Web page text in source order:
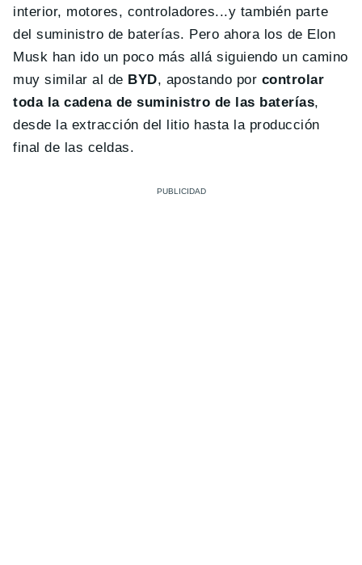
interior, motores, controladores...y también parte
del suministro de baterías. Pero ahora los de Elon
Musk han ido un poco más allá siguiendo un camino
muy similar al de BYD, apostando por controlar
toda la cadena de suministro de las baterías,
desde la extracción del litio hasta la producción
final de las celdas.